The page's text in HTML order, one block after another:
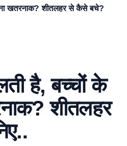
खतरनाक? शीतलहर से कैसे बचे?
है, बच्चों के
शीतलहर